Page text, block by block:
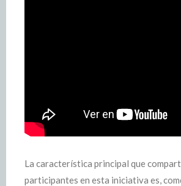
La característica principal que
participantes en esta iniciativa es,